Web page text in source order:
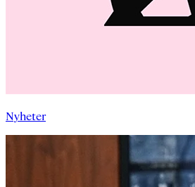
Nyheter